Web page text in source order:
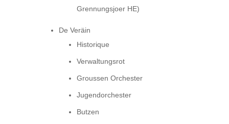
Grennungsjoer HE)
De Veräin
Historique
Verwaltungsrot
Groussen Orchester
Jugendorchester
Butzen